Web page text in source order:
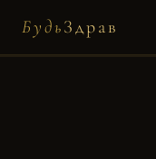
БудьЗдрав